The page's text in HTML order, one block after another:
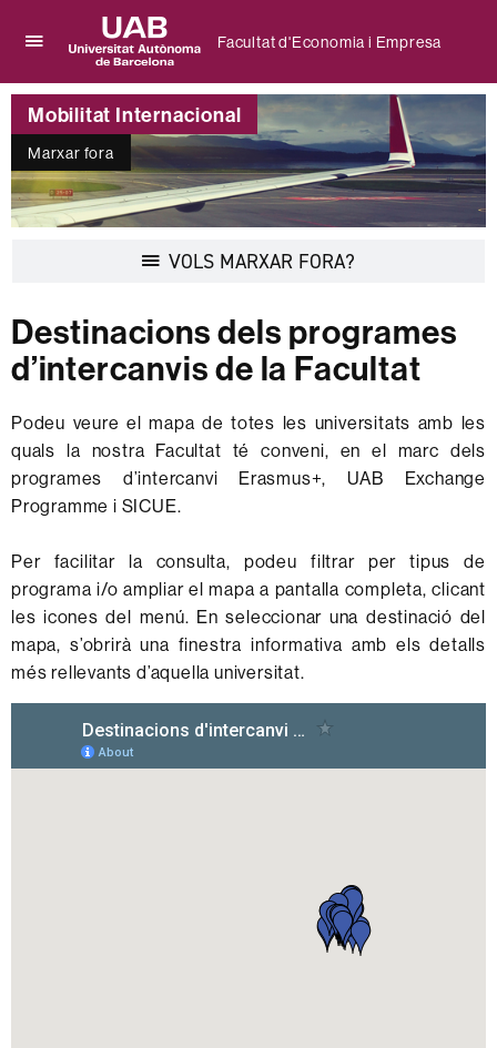
per
desplegar
el
menú
de
Facultat
d'Economia
Universitat
Autònoma
Barcelona
Facultat d'Economia i Empresa
Mobilitat Internacional
Marxar fora
VOLS MARXAR FORA?
Destinacions dels programes
d’intercanvis de la Facultat
Podeu veure el mapa de totes les universitats amb les
quals la nostra Facultat té conveni, en el marc dels
programes d’intercanvi Erasmus+, UAB Exchange
Programme i SICUE.
Per facilitar la consulta, podeu filtrar per tipus de
programa i/o ampliar el mapa a pantalla completa, clicant
les icones del menú. En seleccionar una destinació del
mapa, s’obrirà una finestra informativa amb els detalls
més rellevants d’aquella universitat.